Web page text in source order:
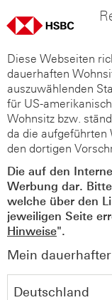
Diese Webseiten
dauerhaften
auszuwählenden
für US-
Wohnsitz bzw.
da die aufgeführten
den dortigen
Die auf den
Werbung dar.
welche über den
jeweiligen Seite
Hinweise".
Mein